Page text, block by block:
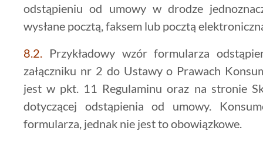
odstąpieniu od umowy w drodze
wysłane pocztą, faksem lub pocztą
8.2.
Przykładowy wzór formularza
załączniku nr 2 do Ustawy o Prawach
jest w pkt. 11 Regulaminu oraz na stronie
dotyczącej odstąpienia od umowy.
formularza, jednak nie jest to obowiązkowe.